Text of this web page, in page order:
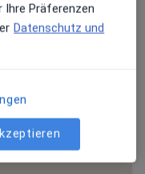
Ihre Präferenzen
Datenschutz und